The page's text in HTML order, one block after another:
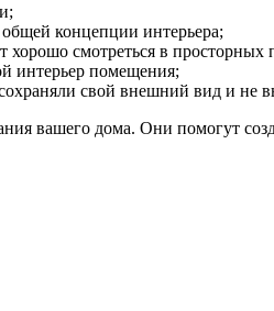
концепции интерьера;
смотреться в
интерьер помещения;
свой внешний вид и не
вашего дома. Они помогут